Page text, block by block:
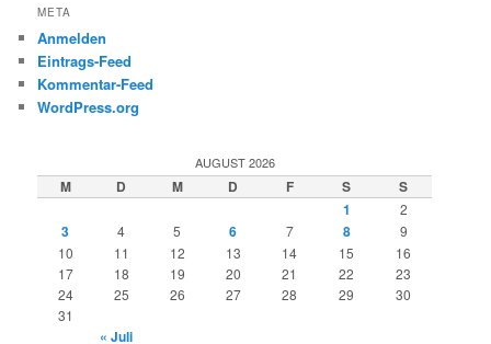
META
Anmelden
Eintrags-Feed
Kommentar-Feed
WordPress.org
AUGUST 2026
M D M D F S
S
1
2
3 4 5 6 7 8
9
10
11 12 13 14 15
16
17
18 19 20 21 22
23
24
25 26 27 28 29
30
31
« Juli